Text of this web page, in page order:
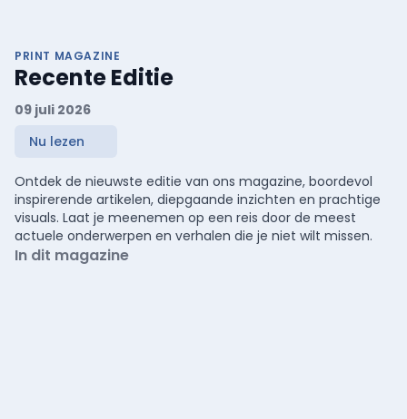
PRINT MAGAZINE
Recente Editie
09 juli 2026
Nu lezen
Ontdek de nieuwste editie van ons magazine, boordevol
inspirerende artikelen, diepgaande inzichten en prachtige
visuals. Laat je meenemen op een reis door de meest
actuele onderwerpen en verhalen die je niet wilt missen.
In dit magazine